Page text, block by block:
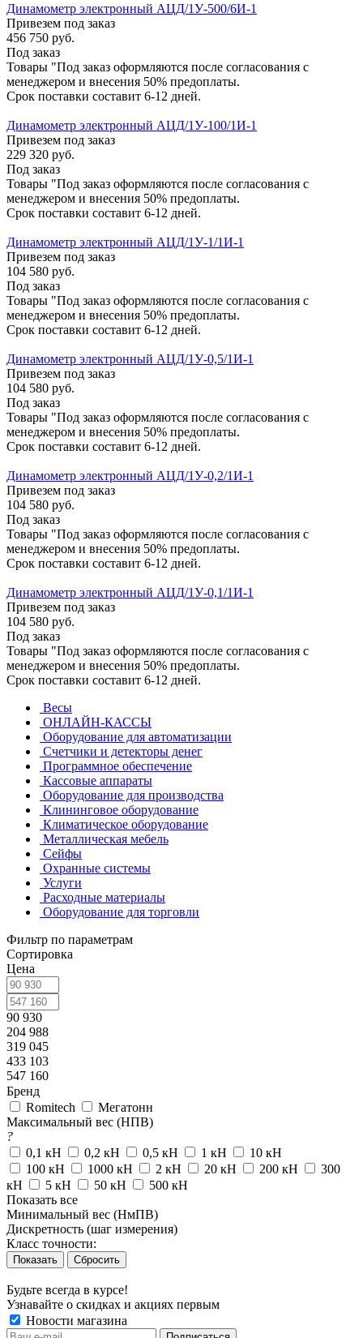
Динамометр электронный АЦД/1У-500/6И-1
Привезем под заказ
456 750 руб.
Под заказ
Товары "Под заказ оформляются после согласования с
менеджером и внесения 50% предоплаты.
Срок поставки составит 6-12 дней.
Динамометр электронный АЦД/1У-100/1И-1
Привезем под заказ
229 320 руб.
Под заказ
Товары "Под заказ оформляются после согласования с
менеджером и внесения 50% предоплаты.
Срок поставки составит 6-12 дней.
Динамометр электронный АЦД/1У-1/1И-1
Привезем под заказ
104 580 руб.
Под заказ
Товары "Под заказ оформляются после согласования с
менеджером и внесения 50% предоплаты.
Срок поставки составит 6-12 дней.
Динамометр электронный АЦД/1У-0,5/1И-1
Привезем под заказ
104 580 руб.
Под заказ
Товары "Под заказ оформляются после согласования с
менеджером и внесения 50% предоплаты.
Срок поставки составит 6-12 дней.
Динамометр электронный АЦД/1У-0,2/1И-1
Привезем под заказ
104 580 руб.
Под заказ
Товары "Под заказ оформляются после согласования с
менеджером и внесения 50% предоплаты.
Срок поставки составит 6-12 дней.
Динамометр электронный АЦД/1У-0,1/1И-1
Привезем под заказ
104 580 руб.
Под заказ
Товары "Под заказ оформляются после согласования с
менеджером и внесения 50% предоплаты.
Срок поставки составит 6-12 дней.
Весы
ОНЛАЙН-КАССЫ
Оборудование для автоматизации
Счетчики и детекторы денег
Программное обеспечение
Кассовые аппараты
Оборудование для производства
Клининговое оборудование
Климатическое оборудование
Металлическая мебель
Сейфы
Охранные системы
Услуги
Расходные материалы
Оборудование для торговли
Фильтр по параметрам
Сортировка
Цена
90 930
204 988
319 045
433 103
547 160
Бренд
Romitech
Мегатонн
Максимальный вес (НПВ)
?
0,1 кН
0,2 кН 0,5 кН 1 кН
10 кН
100 кН
1000 кН 2 кН 20 кН 200 кН
300
кН
5 кН 50 кН
500 кН
Показать все
Минимальный вес (НмПВ)
Дискретность (шаг измерения)
Класс точности:
Сбросить
Будьте всегда в курсе!
Узнавайте о скидках и акциях первым
Новости магазина